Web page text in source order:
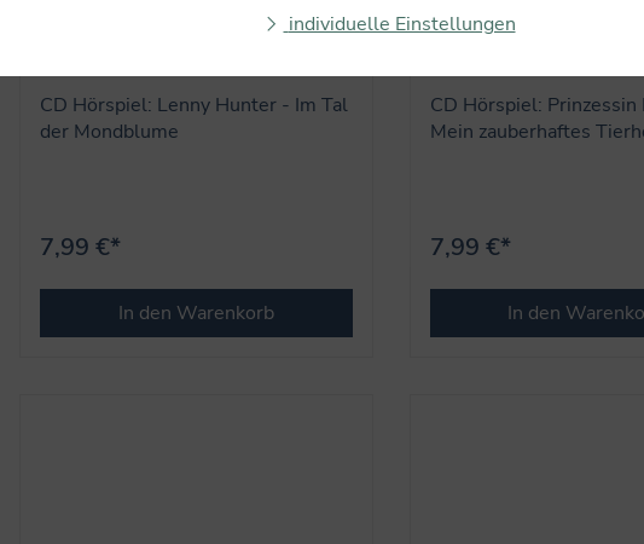
CD Hörspiel: Lenny Hunter - Im Tal
der Mondblume
7,99 €*
In den Warenkorb
CD Hörspiel:
Mein zauberhaftes
7,99 €*
In den
individuelle Einstellungen